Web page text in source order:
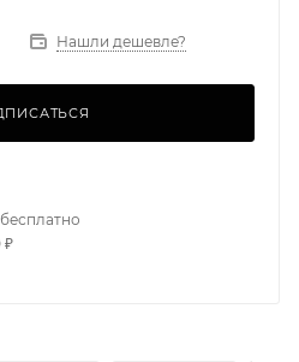
Нашли дешевле?
₽